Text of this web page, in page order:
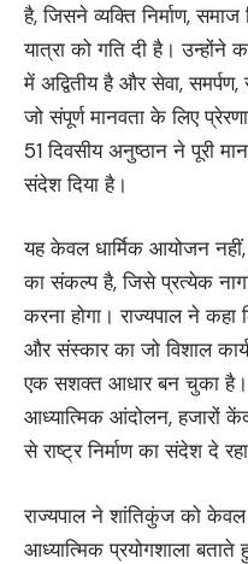
है, जिसने व्यक्ति निर्माण, समाज
यात्रा को गति दी है। उन्होंने
में अद्वितीय है और सेवा,
जो संपूर्ण मानवता के लिए
51 दिवसीय अनुष्ठान ने पूरी
संदेश दिया है।
यह केवल धार्मिक आयोजन नहीं,
का संकल्प है, जिसे प्रत्येक
करना होगा। राज्यपाल ने कहा
और संस्कार का जो विशाल
एक सशक्त आधार बन चुका
आध्यात्मिक आंदोलन, हजारों
से राष्ट्र निर्माण का संदेश दे
राज्यपाल ने शांतिकुंज को
आध्यात्मिक प्रयोगशाला बताते